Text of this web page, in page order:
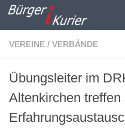
Zum Inhalt springen
VEREINE / VERBÄNDE
Übungsleiter im
Altenkirchen treffen